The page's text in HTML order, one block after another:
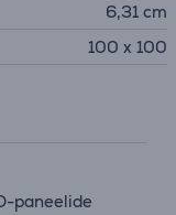
6,31 cm
100 x 100
paneelide